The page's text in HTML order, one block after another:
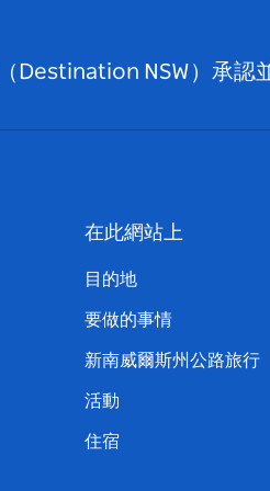
Destination NSW）承認
在此網站上
目的地
要做的事情
新南威爾斯州公路旅行
活動
住宿